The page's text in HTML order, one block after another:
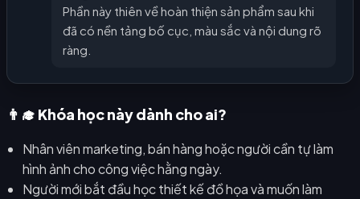
Phần này thiên về hoàn thiện sản phẩm sau khi
đã có nền tảng bố cục, màu sắc và nội dung rõ
ràng.
👨‍🎓 Khóa học này dành cho ai?
Nhân viên marketing, bán hàng hoặc người cần tự làm
hình ảnh cho công việc hằng ngày.
Người mới bắt đầu học thiết kế đồ họa và muốn làm